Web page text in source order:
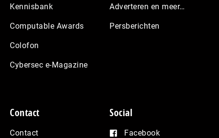
Kennisbank
Computable Awards
Colofon
Cybersec e-Magazine
Adverteren en meer…
Persberichten
Contact
Contact
Social
Facebook